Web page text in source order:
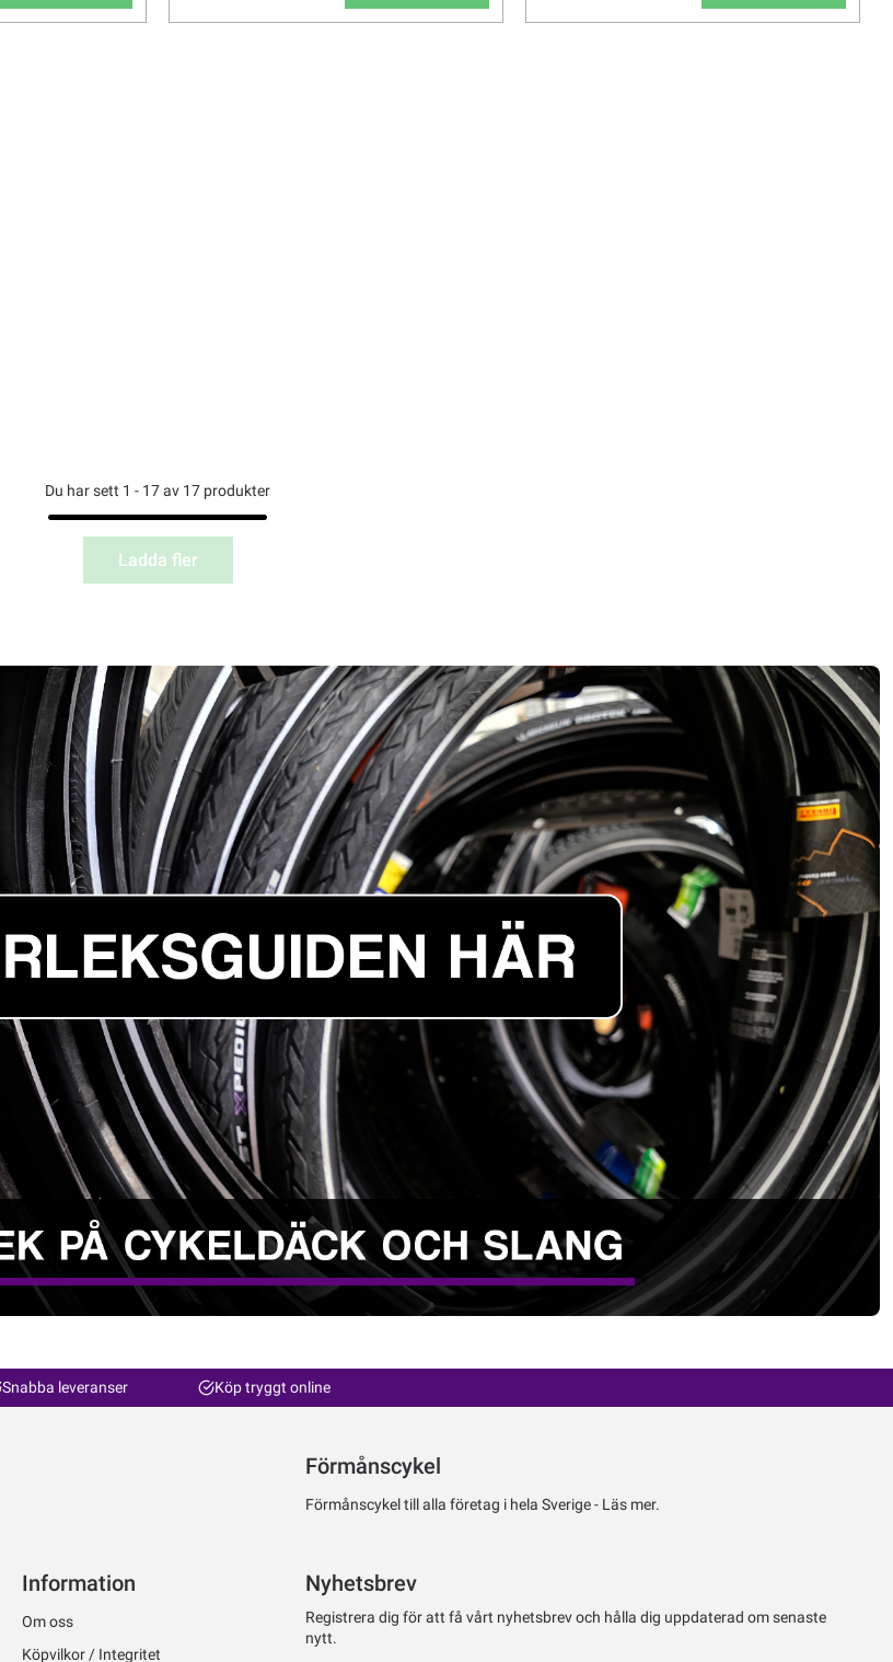
Du har sett 1 - 17 av 17 produkter
Ladda fler
Snabba leveranser Köp tryggt online
Förmånscykel
Förmånscykel till alla företag i hela Sverige - Läs mer.
Information
Om oss
Köpvilkor / Integritet
Nyhetsbrev
Registrera dig för att få vårt nyhetsbrev och hålla dig uppdaterad om senaste
nytt.